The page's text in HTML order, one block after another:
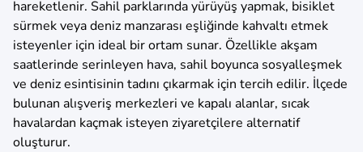
hareketlenir. Sahil parklarında yürüyüş yapmak, bisiklet
sürmek veya deniz manzarası eşliğinde kahvaltı etmek
isteyenler için ideal bir ortam sunar. Özellikle akşam
saatlerinde serinleyen hava, sahil boyunca sosyalleşmek
ve deniz esintisinin tadını çıkarmak için tercih edilir. İlçede
bulunan alışveriş merkezleri ve kapalı alanlar, sıcak
havalardan kaçmak isteyen ziyaretçilere alternatif
oluşturur.